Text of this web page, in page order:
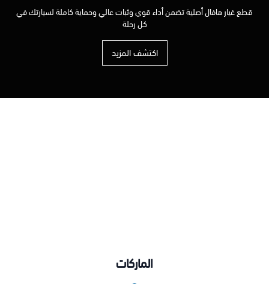
قطع غيار هافال أصلية تضمن أداء قوي وثبات عالي وحماية كاملة لسيارتك في
كل رحلة
اكتشف المزيد
الماركات